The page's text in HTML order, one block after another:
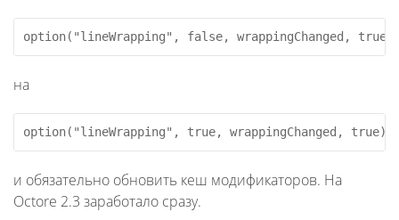
option("lineWrapping", false, wrappingChanged,
на
option("lineWrapping", true, wrappingChanged, true);
и обязательно обновить кеш модификаторов. На
Octore 2.3 заработало сразу.